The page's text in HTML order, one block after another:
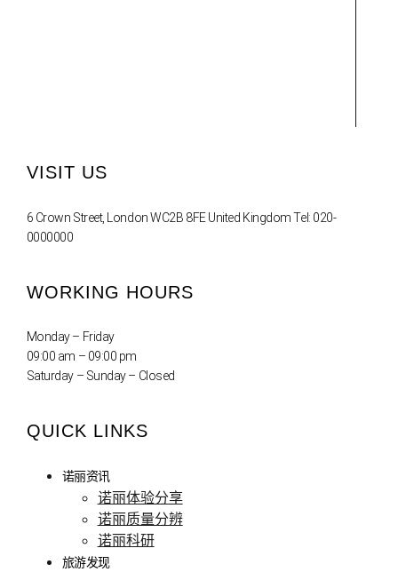
VISIT US
6 Crown Street, London WC2B 8FE United Kingdom Tel: 020-
0000000
WORKING HOURS
Monday – Friday
09:00 am – 09:00 pm
Saturday – Sunday – Closed
QUICK LINKS
诺丽资讯
诺丽体验分享
诺丽质量分辨
诺丽科研
旅游发现